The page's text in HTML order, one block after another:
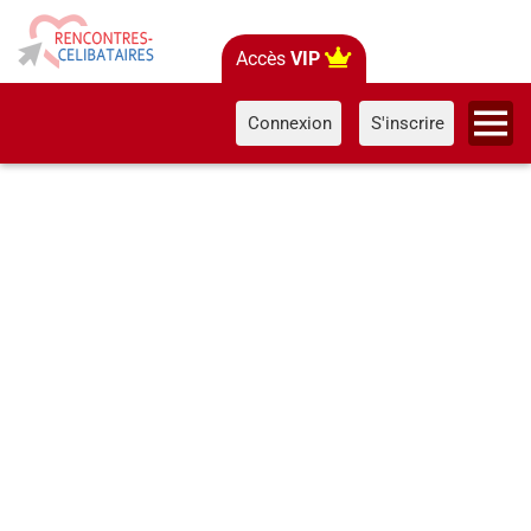
Accès VIP
Connexion S'inscrire